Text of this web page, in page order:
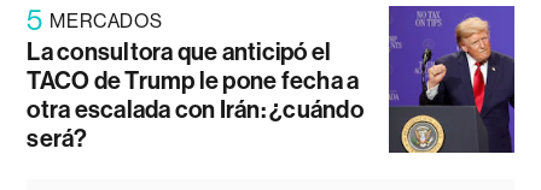
5 MERCADOS
La consultora que anticipó el
TACO de Trump le pone fecha a
otra escalada con Irán: ¿cuándo
será?